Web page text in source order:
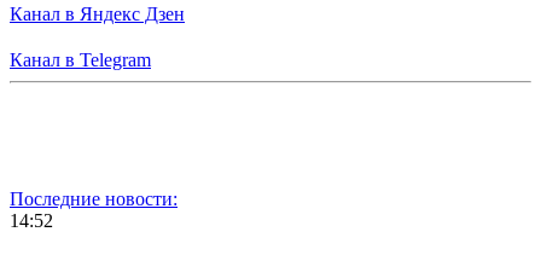
Канал в Яндекс Дзен
Канал в Telegram
Последние новости:
14:52